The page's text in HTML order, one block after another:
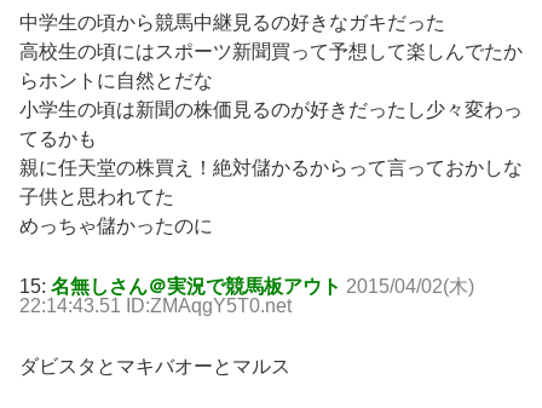
中学生の頃から競馬中継見るの好きなガキだった
高校生の頃にはスポーツ新聞買って予想して楽しんでたか
らホントに自然とだな
小学生の頃は新聞の株価見るのが好きだったし少々変わっ
てるかも
親に任天堂の株買え！絶対儲かるからって言っておかしな
子供と思われてた
めっちゃ儲かったのに
15: 名無しさん＠実況で競馬板アウト 2015/04/02(木)
22:14:43.51 ID:ZMAqgY5T0.net
ダビスタとマキバオーとマルス